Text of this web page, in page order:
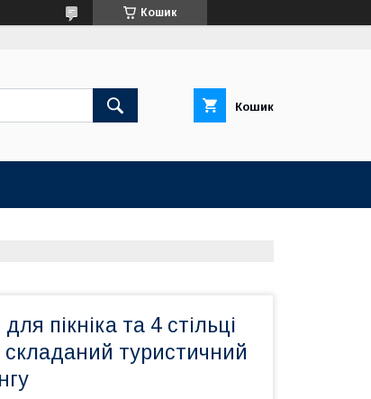
Кошик
Кошик
пікніка та 4 стільці
складаний туристичний